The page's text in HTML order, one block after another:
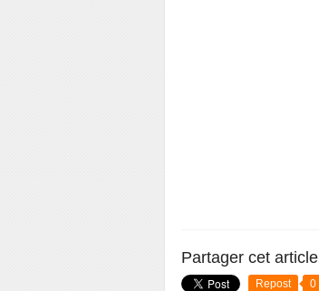
Partager cet article
Repost 0